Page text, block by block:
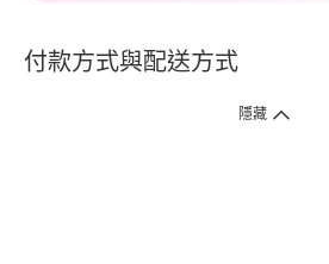
付款方式與配送方式
隱藏